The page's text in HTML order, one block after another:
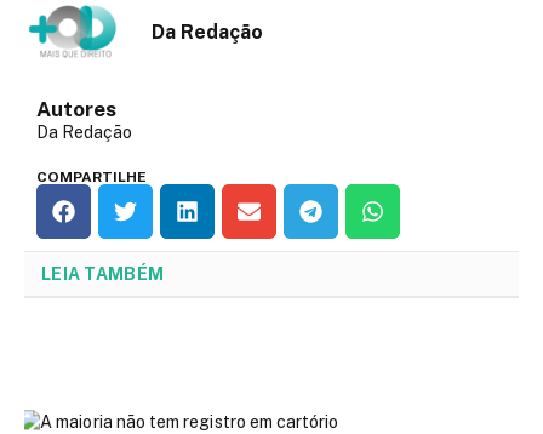
Da Redação
Autores
Da Redação
COMPARTILHE
LEIA TAMBÉM